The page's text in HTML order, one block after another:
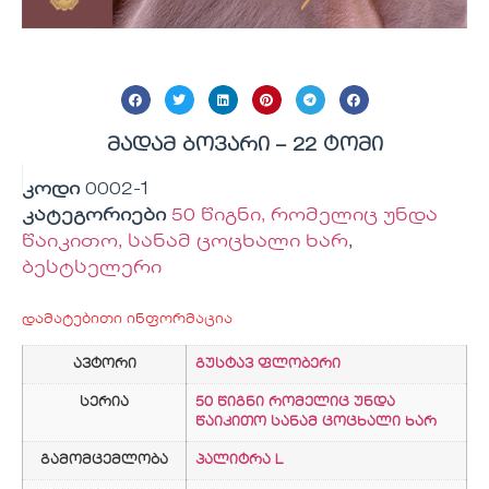
მადამ ბოვარი – 22 ტომი
კოდი 0002-1
კატეგორიები 50 წიგნი, რომელიც უნდა
წაიკითო, სანამ ცოცხალი ხარ,
ბესტსელერი
დამატებითი ინფორმაცია
ავტორი გუსტავ ფლობერი
სერია
50 წიგნი რომელიც უნდა
წაიკითო სანამ ცოცხალი ხარ
გამომცემლობა პალიტრა L